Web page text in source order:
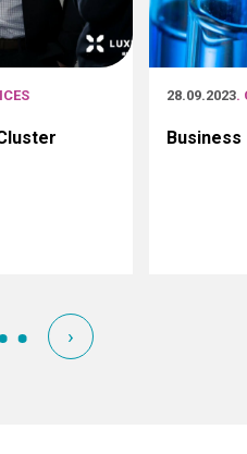
28.09.2023.
›